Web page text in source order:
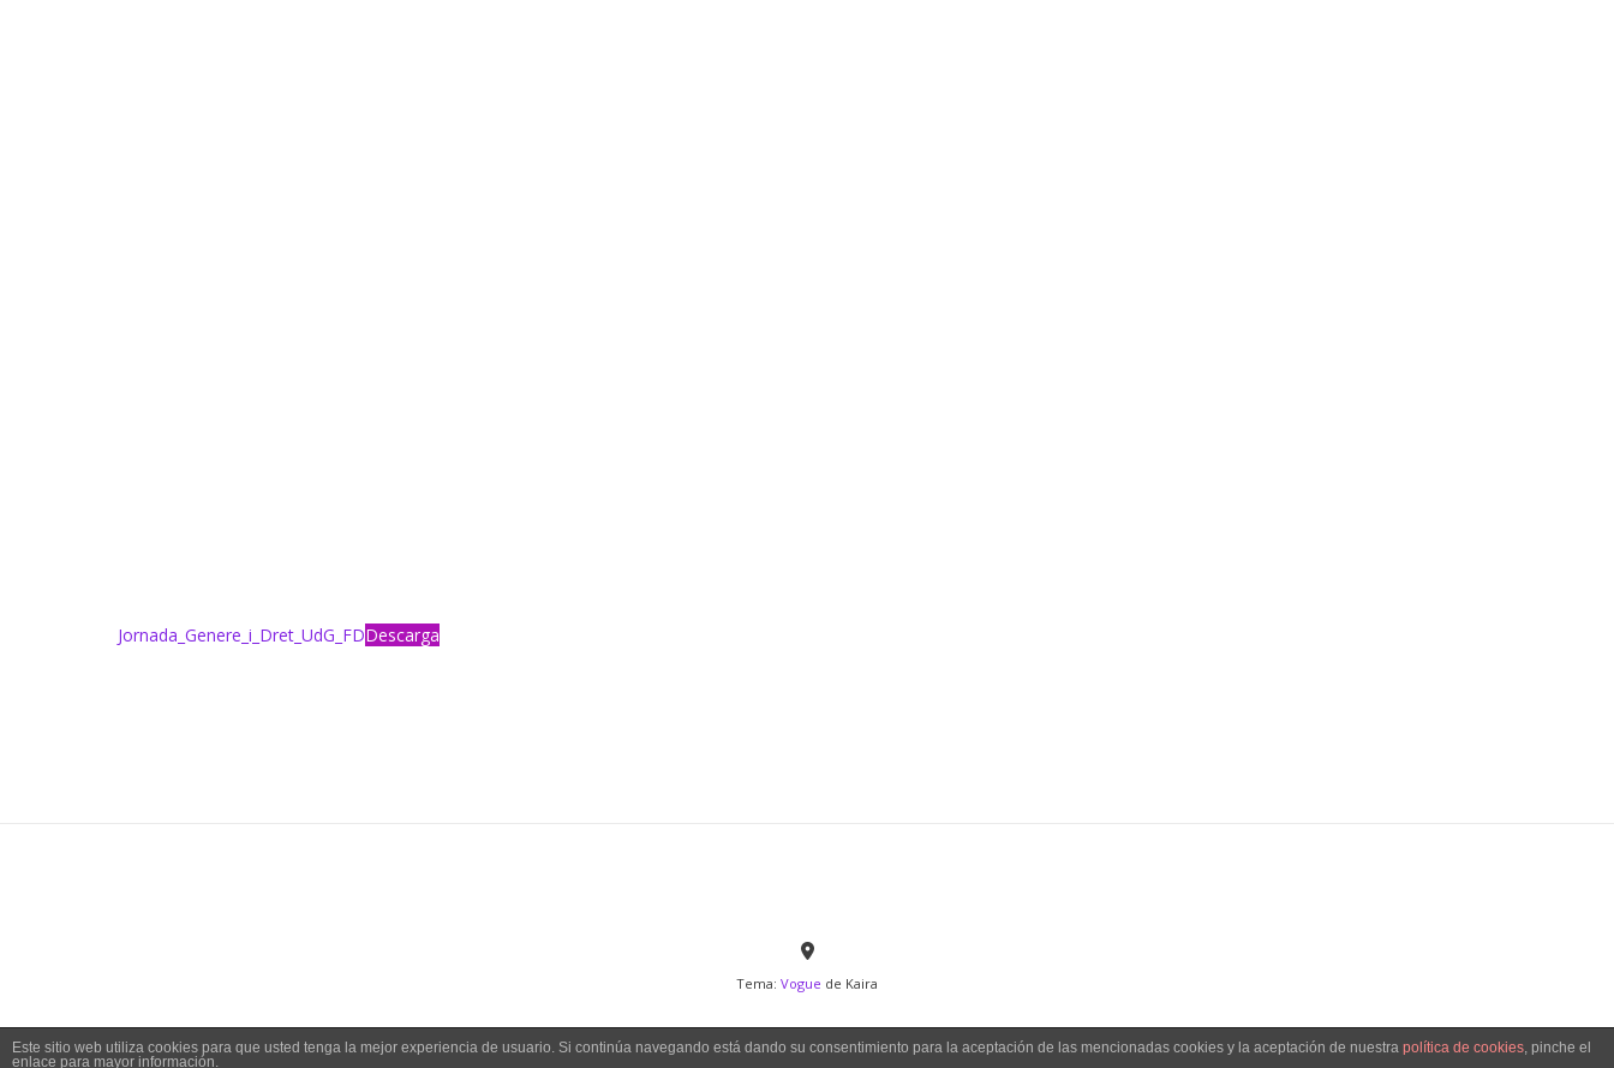
Jornada_Genere_i_Dret_UdG_FDDescarga
Tema: Vogue de Kaira
Este sitio web utiliza cookies para que usted tenga la mejor experiencia de usuario. Si continúa navegando está dando su consentimiento para la aceptación de las mencionadas cookies y la aceptación de nuestra política de cookies, pinche el
enlace para mayor información.